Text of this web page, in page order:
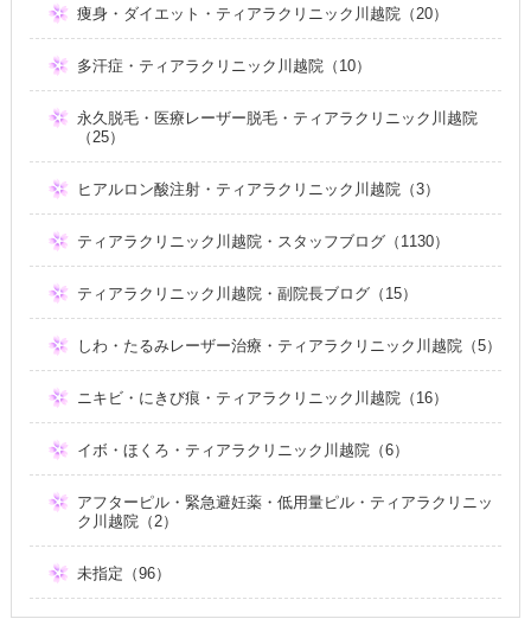
痩身・ダイエット・ティアラクリニック川越院（20）
多汗症・ティアラクリニック川越院（10）
永久脱毛・医療レーザー脱毛・ティアラクリニック川越院
（25）
ヒアルロン酸注射・ティアラクリニック川越院（3）
ティアラクリニック川越院・スタッフブログ（1130）
ティアラクリニック川越院・副院長ブログ（15）
しわ・たるみレーザー治療・ティアラクリニック川越院（5）
ニキビ・にきび痕・ティアラクリニック川越院（16）
イボ・ほくろ・ティアラクリニック川越院（6）
アフターピル・緊急避妊薬・低用量ピル・ティアラクリニッ
ク川越院（2）
未指定（96）